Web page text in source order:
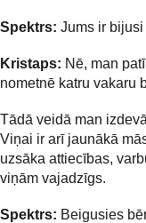
Spektrs: Jums ir
Kristaps: Nē, man
nometnē katru vakaru
Tādā veidā man
Viņai ir arī jaunākā
uzsāka attiecības,
viņām vajadzīgs.
Spektrs: Beigusies